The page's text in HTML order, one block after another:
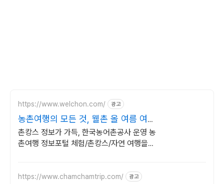
https://www.welchon.com/ 광고
농촌여행의 모든 것, 웰촌 올 여름 여행
은 농촌으로!
촌캉스 정보가 가득, 한국농어촌공사 운영 농
촌여행 정보포털 체험/촌캉스/자연 여행을
https://www.chamchamtrip.com/ 광고